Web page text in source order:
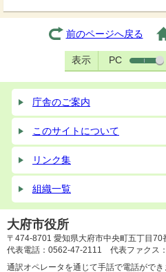
前のページへ戻る
表示 PC
庁舎のご案内
このサイトについて
リンク集
組織一覧
大府市役所
〒474-8701 愛知県大府市中央町五丁目70
代表電話：0562-47-2111 代表ファクス
通訳オペレータを通じて手話で電話ができ